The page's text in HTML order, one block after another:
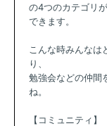
の4つのカテゴリ
できます。
こんな時みんなは
り、
勉強会などの仲間
ね。
【コミュニティ】